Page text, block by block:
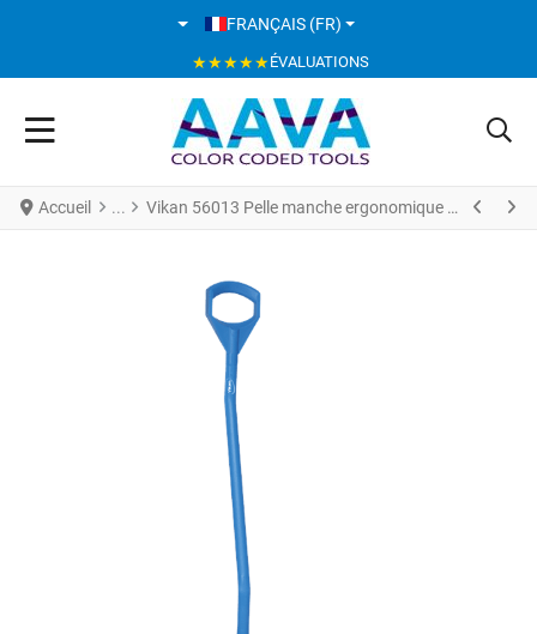
SÉLECTIONNEZ VOTRE LANGUE
FRANÇAIS (FR)
★★★★★ÉVALUATIONS
Accueil Vikan 56013 Pelle manche ergonomique 380 x 340 x 90 mm 1310 mm Bleu